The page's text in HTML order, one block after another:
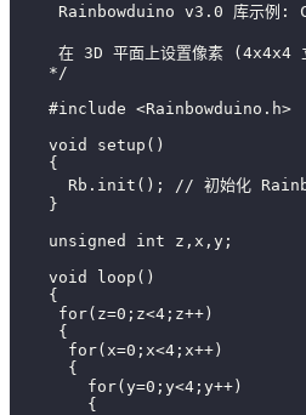
Rainbowduino v3.0 库示例:
在 3D 平面上设置像素 (4x4x4
    */
    #include <Rainbowduino.h>
    void setup()
    {
Rb.init(); // 初始化
    }
    unsigned int z,x,y;
    void loop()
    {
     for(z=0;z<4;z++)
     {
      for(x=0;x<4;x++)
      {
        for(y=0;y<4;y++)
        {